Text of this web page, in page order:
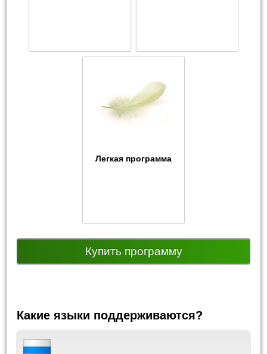
Легкая программа
Купить программу
Какие языки поддерживаются?